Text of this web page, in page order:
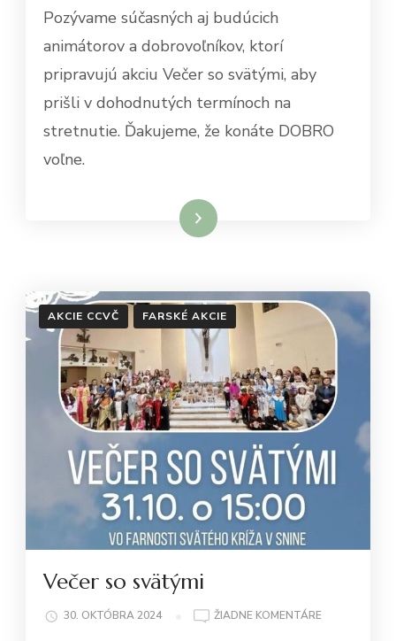
Pozývame súčasných aj budúcich
animátorov a dobrovoľníkov, ktorí
pripravujú akciu Večer so svätými, aby
prišli v dohodnutých termínoch na
stretnutie. Ďakujeme, že konáte DOBRO
voľne.
Čítať viac
AKCIE CCVČ FARSKÉ AKCIE
Večer so svätými
30. OKTÓBRA 2024 ŽIADNE KOMENTÁRENA